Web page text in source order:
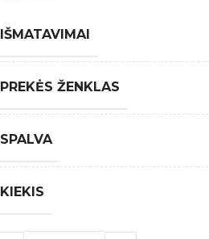
IŠMATAVIMAI
PREKĖS ŽENKLAS
SPALVA
KIEKIS